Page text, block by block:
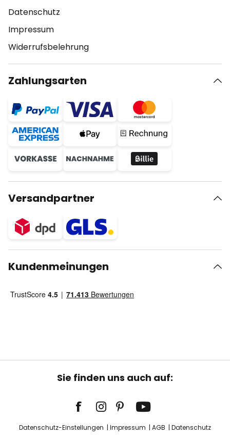
Datenschutz
Impressum
Widerrufsbelehrung
Zahlungsarten
Versandpartner
Kundenmeinungen
Sie finden uns auch auf:
Datenschutz-Einstellungen Impressum AGB
Datenschutz